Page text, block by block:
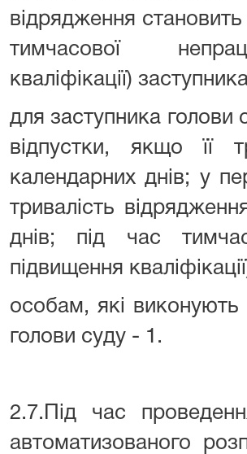
відрядження
тимчасової
кваліфікації)
для заступника голови
відпустки, якщо її
календарних днів; у
тривалість
днів; під час
підвищення
особам, які виконують
голови суду - 1.
2.7.Під час
автоматизованого